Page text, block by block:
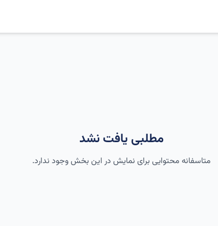
مطلبی یافت نشد
متاسفانه محتوایی برای نمایش در این بخش وجود ندارد.